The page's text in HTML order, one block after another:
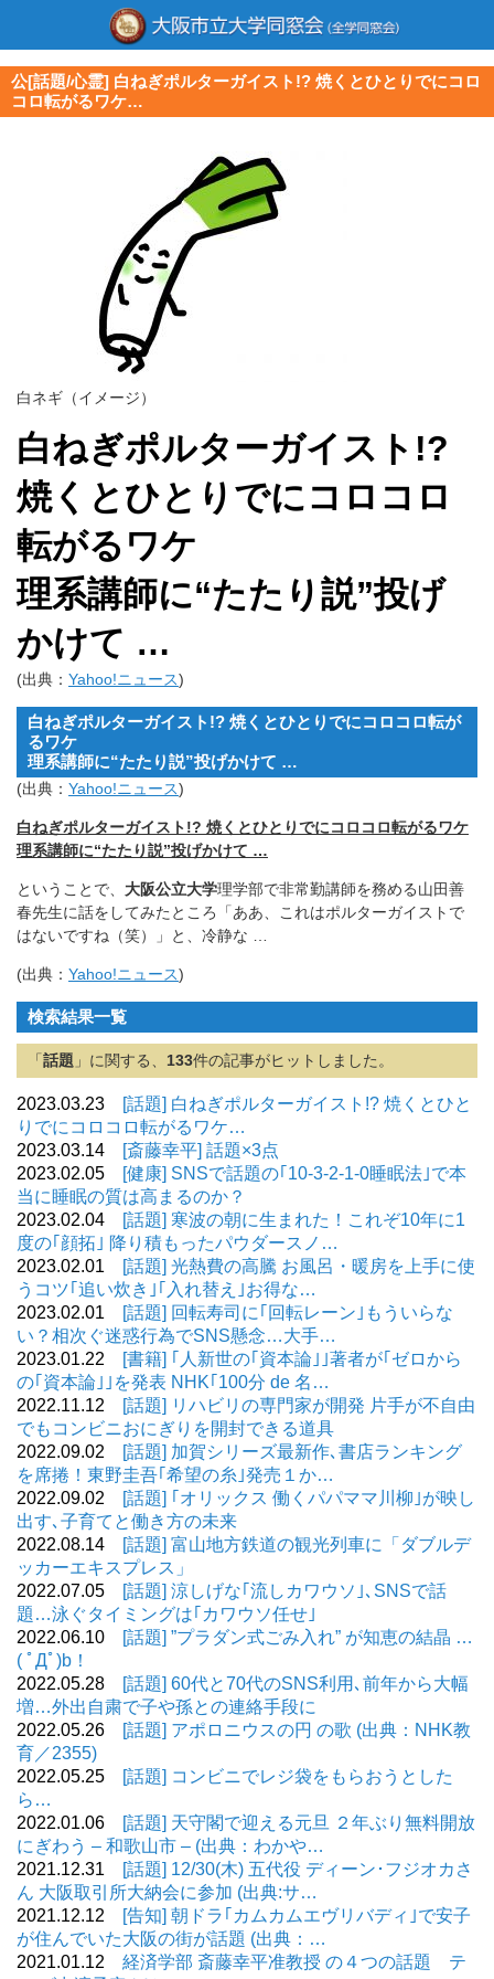
公[話題/心霊] 白ねぎポルターガイスト!? 焼くとひとりでにコロ
コロ転がるワケ…
白ネギ（イメージ）
白ねぎポルターガイスト!?
焼くとひとりでにコロコロ
転がるワケ
理系講師に“たたり説”投げ
かけて …
(出典： Yahoo!ニュース)
白ねぎポルターガイスト!? 焼くとひとりでにコロコロ転が
るワケ
理系講師に“たたり説”投げかけて …
(出典： Yahoo!ニュース)
白ねぎポルターガイスト!? 焼くとひとりでにコロコロ転がるワケ
理系講師に“たたり説”投げかけて …
ということで、 大阪公立大学理学部で非常勤講師を務める山田善
春先生に話をしてみたところ「ああ、これはポルターガイストで
はないですね（笑）」と、冷静な …
(出典： Yahoo!ニュース)
検索結果一覧
「 話題 」に関する、 133件の記事がヒットしました。
2023.03.23
[話題] 白ねぎポルターガイスト!? 焼くとひと
りでにコロコロ転がるワケ…
2023.03.14
[斎藤幸平] 話題×3点
2023.02.05
[健康] SNSで話題の｢10-3-2-1-0睡眠法｣で本
当に睡眠の質は高まるのか？
2023.02.04
[話題] 寒波の朝に生まれた！これぞ10年に1
度の｢顔拓｣ 降り積もったパウダースノ…
2023.02.01
[話題] 光熱費の高騰 お風呂・暖房を上手に使
うコツ｢追い炊き｣｢入れ替え｣お得な…
2023.02.01
[話題] 回転寿司に｢回転レーン｣もういらな
い？相次ぐ迷惑行為でSNS懸念…大手…
2023.01.22
[書籍] ｢人新世の｢資本論｣｣著者が｢ゼロから
の｢資本論｣｣を発表 NHK｢100分 de 名…
2022.11.12
[話題] リハビリの専門家が開発 片手が不自由
でもコンビニおにぎりを開封できる道具
2022.09.02
[話題] 加賀シリーズ最新作､書店ランキング
を席捲！東野圭吾｢希望の糸｣発売１か…
2022.09.02
[話題] ｢オリックス 働くパパママ川柳｣が映し
出す､子育てと働き方の未来
2022.08.14
[話題] 富山地方鉄道の観光列車に「ダブルデ
ッカーエキスプレス」
2022.07.05
[話題] 涼しげな｢流しカワウソ｣､SNSで話
題…泳ぐタイミングは｢カワウソ任せ｣
2022.06.10
[話題] ”プラダン式ごみ入れ” が知恵の結晶 …
( ﾟДﾟ)b！
2022.05.28
[話題] 60代と70代のSNS利用､前年から大幅
増…外出自粛で子や孫との連絡手段に
2022.05.26
[話題] アポロニウスの円 の歌 (出典：NHK教
育／2355)
2022.05.25
[話題] コンビニでレジ袋をもらおうとした
ら…
2022.01.06
[話題] 天守閣で迎える元旦 ２年ぶり無料開放
にぎわう – 和歌山市 – (出典：わかや…
2021.12.31
[話題] 12/30(木) 五代役 ディーン･フジオカさ
ん 大阪取引所大納会に参加 (出典:サ…
2021.12.12
[告知] 朝ドラ｢カムカムエヴリバディ｣で安子
が住んでいた大阪の街が話題 (出典：…
2021.01.12 経済学部 斎藤幸平准教授 の４つの話題 テ